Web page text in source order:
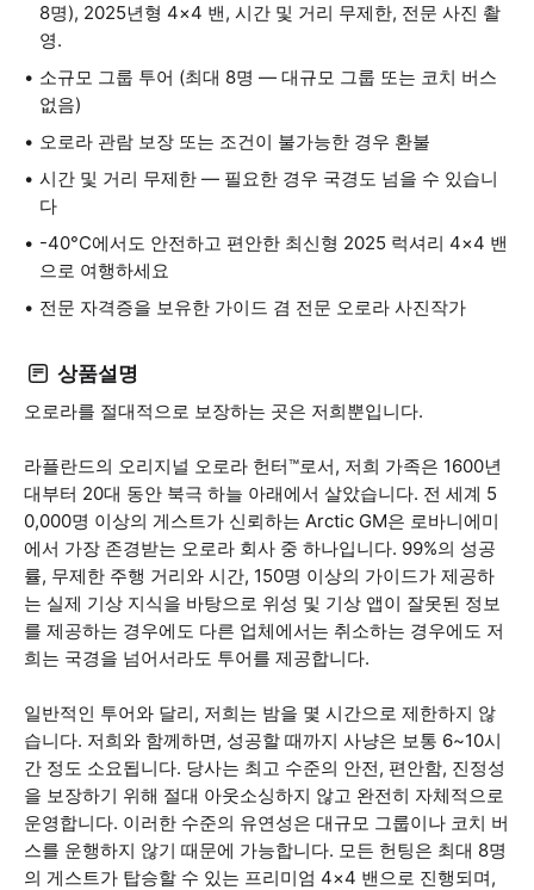
8명), 2025년형 4×4 밴, 시간 및 거리 무제한, 전문 사진 촬
영.
소규모 그룹 투어 (최대 8명 — 대규모 그룹 또는 코치 버스
없음)
오로라 관람 보장 또는 조건이 불가능한 경우 환불
시간 및 거리 무제한 — 필요한 경우 국경도 넘을 수 있습니
다
-40°C에서도 안전하고 편안한 최신형 2025 럭셔리 4×4 밴
으로 여행하세요
전문 자격증을 보유한 가이드 겸 전문 오로라 사진작가
상품설명
오로라를 절대적으로 보장하는 곳은 저희뿐입니다.
라플란드의 오리지널 오로라 헌터™로서, 저희 가족은 1600년
대부터 20대 동안 북극 하늘 아래에서 살았습니다. 전 세계 5
0,000명 이상의 게스트가 신뢰하는 Arctic GM은 로바니에미
에서 가장 존경받는 오로라 회사 중 하나입니다. 99%의 성공
률, 무제한 주행 거리와 시간, 150명 이상의 가이드가 제공하
는 실제 기상 지식을 바탕으로 위성 및 기상 앱이 잘못된 정보
를 제공하는 경우에도 다른 업체에서는 취소하는 경우에도 저
희는 국경을 넘어서라도 투어를 제공합니다.
일반적인 투어와 달리, 저희는 밤을 몇 시간으로 제한하지 않
습니다. 저희와 함께하면, 성공할 때까지 사냥은 보통 6~10시
간 정도 소요됩니다. 당사는 최고 수준의 안전, 편안함, 진정성
을 보장하기 위해 절대 아웃소싱하지 않고 완전히 자체적으로
운영합니다. 이러한 수준의 유연성은 대규모 그룹이나 코치 버
스를 운행하지 않기 때문에 가능합니다. 모든 헌팅은 최대 8명
의 게스트가 탑승할 수 있는 프리미엄 4×4 밴으로 진행되며,